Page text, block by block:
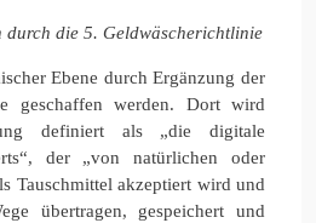
durch die 5. Geldwäscherichtlinie
Ebene durch Ergänzung der
geschaffen werden. Dort wird
definiert als „die digitale
der „von natürlichen oder
Tauschmittel akzeptiert wird und
übertragen, gespeichert und